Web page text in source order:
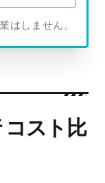
はしません。
コスト比